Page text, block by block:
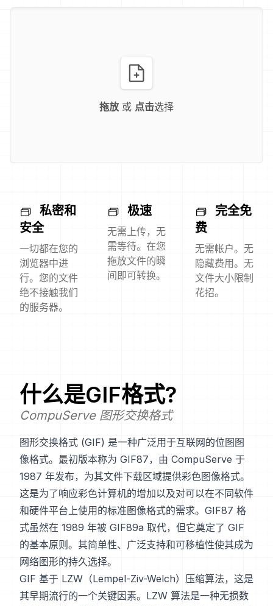
拖放 或 点击选择
私密和
安全
一切都在您的
浏览器中进
行。您的文件
绝不接触我们
的服务器。
极速
无需上传，无
需等待。在您
拖放文件的瞬
间即可转换。
完全免
费
无需帐户。无
隐藏费用。无
文件大小限制
花招。
什么是GIF格式?
CompuServe 图形交换格式
图形交换格式 (GIF) 是一种广泛用于互联网的位图图
像格式。最初版本称为 GIF87，由 CompuServe 于
1987 年发布，为其文件下载区域提供彩色图像格式。
这是为了响应彩色计算机的增加以及对可以在不同软件
和硬件平台上使用的标准图像格式的需求。GIF87 格
式虽然在 1989 年被 GIF89a 取代，但它奠定了 GIF
的基本原则。其简单性、广泛支持和可移植性使其成为
网络图形的持久选择。
GIF 基于 LZW（Lempel-Ziv-Welch）压缩算法，这是
其早期流行的一个关键因素。LZW 算法是一种无损数